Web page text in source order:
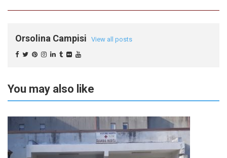
Orsolina Campisi View all posts
You may also like